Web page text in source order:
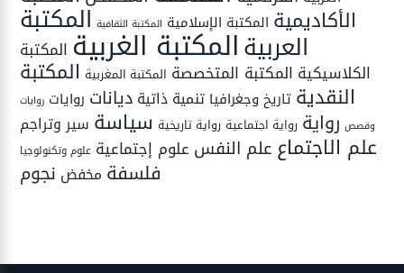
الأكاديمية المكتبة الإسلامية المكتبة الثقافية المكتبة
العربيةالمكتبة الغربية المكتبة
الكلاسيكية المكتبة المتخصصة المكتبة المغربية المكتبة
النقدية تاريخ وجغرافيا تنمية ذاتية ديانات روايات روايات
وقصص رواية رواية اجتماعية رواية تاريخية سياسة سير وتراجم
علم الاجتماع علم النفس علوم إجتماعية علوم وتكنولوجيا
فلسفة مخفض نجوم